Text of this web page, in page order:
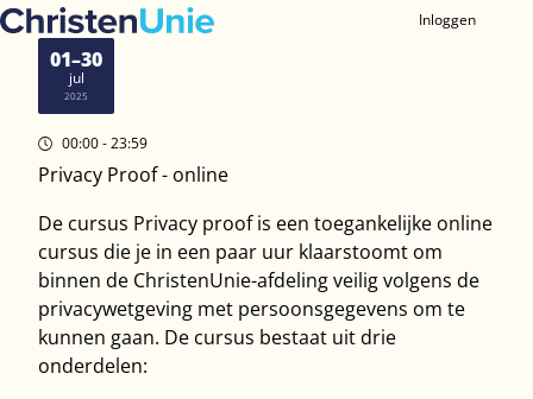
Inloggen
01–30
jul
2025
00:00- 23:59
Privacy Proof - online
De cursus Privacy proof is een toegankelijke online
cursus die je in een paar uur klaarstoomt om
binnen de ChristenUnie-afdeling veilig volgens de
privacywetgeving met persoonsgegevens om te
kunnen gaan. De cursus bestaat uit drie
onderdelen: